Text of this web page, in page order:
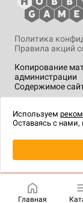
Копирование
администрации
Содержимое
Политика
Правила акций
технологии.
Главная
Используем
Оставаясь с